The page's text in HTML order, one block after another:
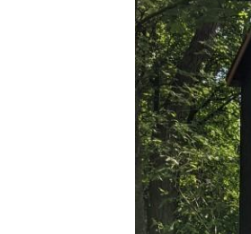
12 €
Vieras jäsenen seurassa
25 €
6 €
ilmainen
11 saunomiskerran kortti
120€
275€ / 115€